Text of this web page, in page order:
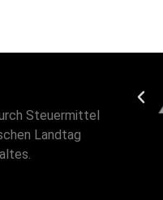
Steuermittel
Landtag